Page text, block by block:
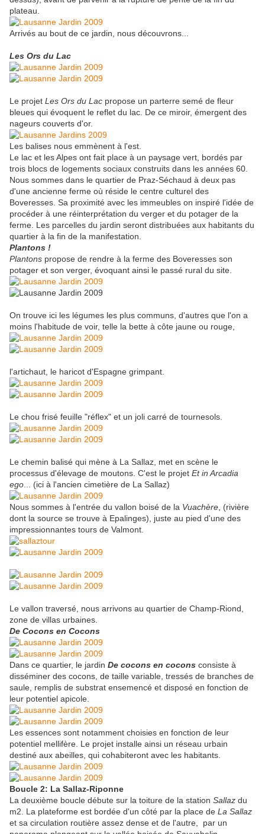
plateau.
Arrivés au bout de ce jardin, nous découvrons...
Les Ors du Lac
Le projet Les Ors du Lac propose un parterre semé de fleur
bleues qui évoquent le reflet du lac. De ce miroir, émergent des
nageurs couverts d'or.
Les balises nous emmènent à l'est.
Le lac et les Alpes ont fait place à un paysage vert, bordés par
trois blocs de logements sociaux construits dans les années 60.
Nous sommes dans le quartier de Praz-Séchaud à deux pas
d'une ancienne ferme où réside le centre culturel des
Boveresses. Sa proximité avec les immeubles on inspiré l'idée de
procéder à une réinterprétation du verger et du potager de la
ferme. Les parcelles du jardin seront distribuées aux habitants du
quartier à la fin de la manifestation.
Plantons !
Plantons propose de rendre à la ferme des Boveresses son
potager et son verger, évoquant ainsi le passé rural du site.
On trouve ici les légumes les plus communs, d'autres que l'on a
moins l'habitude de voir, telle la bette à côte jaune ou rouge,
l'artichaut, le haricot d'Espagne grimpant.
Le chou frisé feuille "réflex" et un joli carré de tournesols.
Le chemin balisé qui mène à La Sallaz, met en scène le
processus d'élevage de moutons. C'est le projet Et in Arcadia
ego ... (ici à l'ancien cimetière de La Sallaz)
Nous sommes à l'entrée du vallon boisé de la Vuachère , (rivière
dont la source se trouve à Epalinges), juste au pied d'une des
impressionnantes tours de Valmont.
Le vallon traversé, nous arrivons au quartier de Champ-Riond,
zone de villas urbaines.
De Cocons en Cocons
Dans ce quartier, le jardin De cocons en cocons consiste à
disséminer des cocons, de taille variable, tressés de branches de
saule, remplis de substrat ensemencé et disposé en fonction de
leur potentiel apicole.
Les essences sont notamment choisies en fonction de leur
potentiel mellifère. Le projet installe ainsi un réseau urbain
destiné aux abeilles, qui cohabiteront avec les habitants.
Boucle 2: La Sallaz-Riponne
La deuxième boucle débute sur la toiture de la station Sallaz du
m2. La plateforme est bordée d'un côté par la place de La Sallaz
et sa circulation routière assez dense et de l'autre, par un